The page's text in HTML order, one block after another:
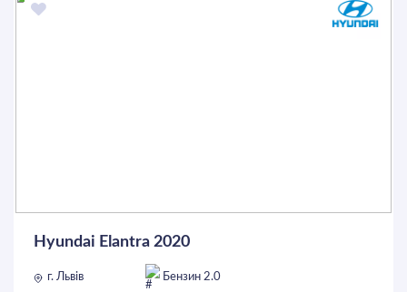
Hyundai Elantra 2020
г. Львів
Бензин 2.0